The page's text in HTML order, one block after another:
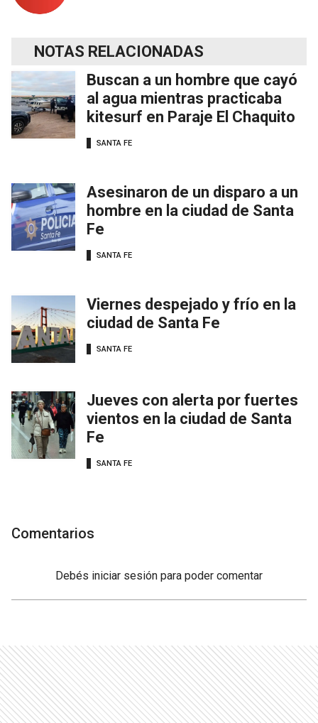
NOTAS RELACIONADAS
Buscan a un hombre que cayó
al agua mientras practicaba
kitesurf en Paraje El Chaquito
SANTA FE
Asesinaron de un disparo a un
hombre en la ciudad de Santa
Fe
SANTA FE
Viernes despejado y frío en la
ciudad de Santa Fe
SANTA FE
Jueves con alerta por fuertes
vientos en la ciudad de Santa
Fe
SANTA FE
Comentarios
Debés iniciar sesión para poder comentar